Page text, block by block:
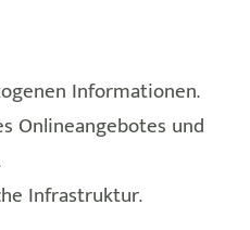
Informationen.
Onlineangebotes und
Infrastruktur.